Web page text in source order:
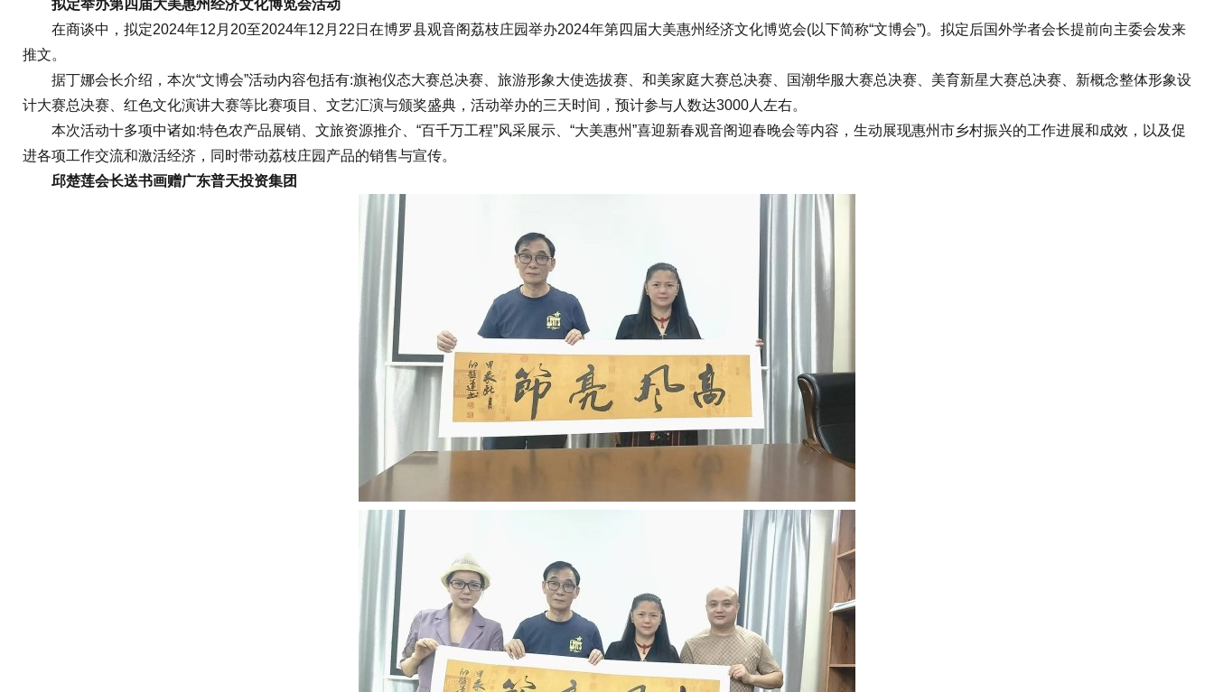
拟定举办第四届大美惠州经济文化博览会活动
在商谈中，拟定2024年12月20至2024年12月22日在博罗县观音阁荔枝庄园举办2024年第四届大美惠州经济文化博览会(以下简称“文博会”)。拟定后国外学者会长提前向主委会发来
推文。
据丁娜会长介绍，本次“文博会”活动内容包括有:旗袍仪态大赛总决赛、旅游形象大使选拔赛、和美家庭大赛总决赛、国潮华服大赛总决赛、美育新星大赛总决赛、新概念整体形象设
计大赛总决赛、红色文化演讲大赛等比赛项目、文艺汇演与颁奖盛典，活动举办的三天时间，预计参与人数达3000人左右。
本次活动十多项中诸如:特色农产品展销、文旅资源推介、“百千万工程”风采展示、“大美惠州”喜迎新春观音阁迎春晚会等内容，生动展现惠州市乡村振兴的工作进展和成效，以及促
进各项工作交流和激活经济，同时带动荔枝庄园产品的销售与宣传。
邱楚莲会长送书画赠广东普天投资集团